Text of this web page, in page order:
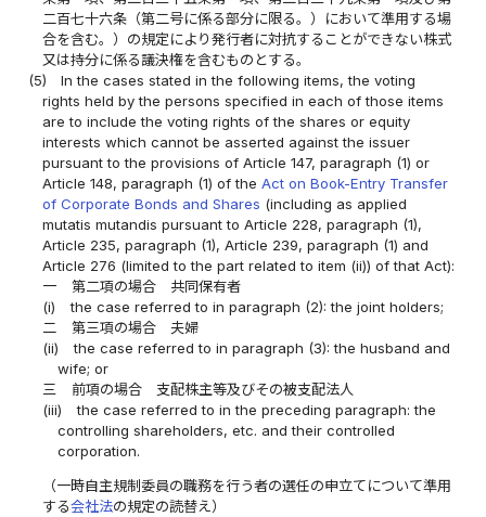
二百七十六条（第二号に係る部分に限る。）において準用する場
合を含む。）の規定により発行者に対抗することができない株式
又は持分に係る議決権を含むものとする。
(5)
In the cases stated in the following items, the voting
rights held by the persons specified in each of those items
are to include the voting rights of the shares or equity
interests which cannot be asserted against the issuer
pursuant to the provisions of Article 147, paragraph (1) or
Article 148, paragraph (1) of theAct on Book-Entry Transfer
of Corporate Bonds and Shares (including as applied
mutatis mutandis pursuant to Article 228, paragraph (1),
Article 235, paragraph (1), Article 239, paragraph (1) and
Article 276 (limited to the part related to item (ii)) of that Act):
一
第二項の場合 共同保有者
(i)
the case referred to in paragraph (2): the joint holders;
二
第三項の場合 夫婦
(ii)
the case referred to in paragraph (3): the husband and
wife; or
三
前項の場合 支配株主等及びその被支配法人
(iii)
the case referred to in the preceding paragraph: the
controlling shareholders, etc. and their controlled
corporation.
（一時自主規制委員の職務を行う者の選任の申立てについて準用
する会社法の規定の読替え）